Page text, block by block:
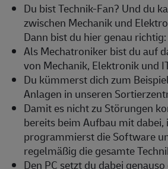
Du bist Technik-Fan? Und du
zwischen Mechanik und
Dann bist du hier genau richtig:
Als Mechatroniker bist du auf
von Mechanik, Elektronik und
Du kümmerst dich zum
Anlagen in unseren
Damit es nicht zu Störungen
bereits beim Aufbau mit
programmierst die Software
regelmäßig die gesamte
Den PC setzt du dabei